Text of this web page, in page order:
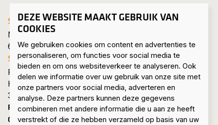
DEZE WEBSITE MAAKT GEBRUIK VAN
COOKIES
We gebruiken cookies om content en advertenties te
personaliseren, om functies voor social media te
bieden en om ons websiteverkeer te analyseren. Ook
delen we informatie over uw gebruik van onze site met
onze partners voor social media, adverteren en
analyse. Deze partners kunnen deze gegevens
combineren met andere informatie die u aan ze heeft
verstrekt of die ze hebben verzameld op basis van uw
SIF HEADQUARTERS ROERMOND
Mijnheerkensweg 33
6041 TA Roermond • Nederland
SIF MAASVLAKTE
Pieter van Vollenhovenweg 101
Havennummer 8322
3199 KV Maasvlakte Rotterdam • Nederland
PRODUCTEN & DIENSTEN
OVER ONS